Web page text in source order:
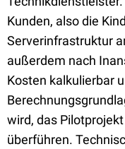
Kunden, also die
Serverinfrastruktur
außerdem nach
Kosten kalkulierbar
wird, das
überführen.